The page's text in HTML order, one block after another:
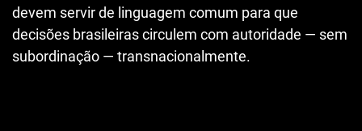
devem servir de linguagem comum para que
decisões brasileiras circulem com autoridade — sem
subordinação — transnacionalmente.